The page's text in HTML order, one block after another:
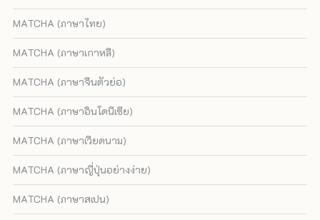
MATCHA (ภาษาไทย)
MATCHA (ภาษาเกาหลี)
MATCHA (ภาษาจีนตัวย่อ)
MATCHA (ภาษาอินโดนีเซีย)
MATCHA (ภาษาเวียดนาม)
MATCHA (ภาษาญี่ปุ่นอย่างง่าย)
MATCHA (ภาษาสเปน)